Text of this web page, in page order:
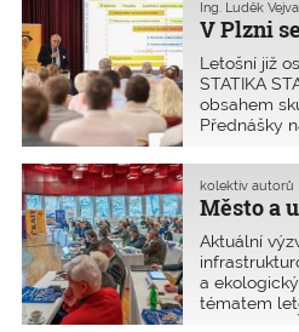
členy
nabídnout,
to srovnávat.
principů
roku 2008,
k normě
Kamenivo
V Plzni
Ing. Luděk
Letošní již
STATIKA
obsahem
Přednášky
navrhování
včetně
také
zákona v
Město a
kolektiv autorů
Aktuální
a
tématem